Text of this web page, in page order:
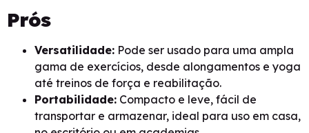
Prós
Versatilidade: Pode ser usado para uma ampla
gama de exercícios, desde alongamentos e yoga
até treinos de força e reabilitação.
Portabilidade: Compacto e leve, fácil de
transportar e armazenar, ideal para uso em casa,